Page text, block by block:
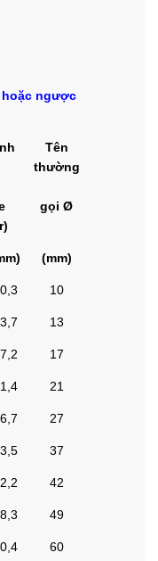
hoặc ngược
Tên
thường
gọi Ø
(mm)
10
13
17
21
27
37
42
49
60